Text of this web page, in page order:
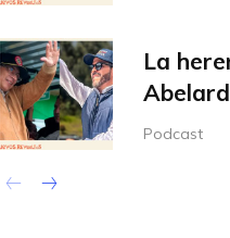
La
Podcast